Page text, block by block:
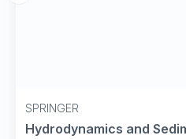
SPRINGER
Hydrodynamics and